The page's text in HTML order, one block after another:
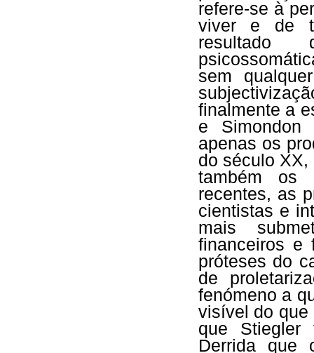
refere-se à
viver e de
resultado
sem
finalmente a
e Simondon
apenas os
do século
também os
recentes, as
cientistas e
mais
financeiros e
próteses do
de
fenómeno a
visível do
que Stiegler
Derrida que